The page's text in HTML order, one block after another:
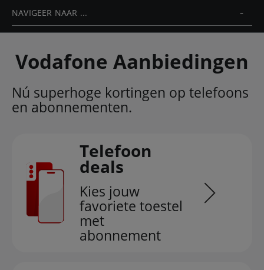
NAVIGEER NAAR ...
Vodafone Aanbiedingen
Nú superhoge kortingen op telefoons
en abonnementen.
Telefoon
deals
Kies jouw
favoriete toestel
met
abonnement